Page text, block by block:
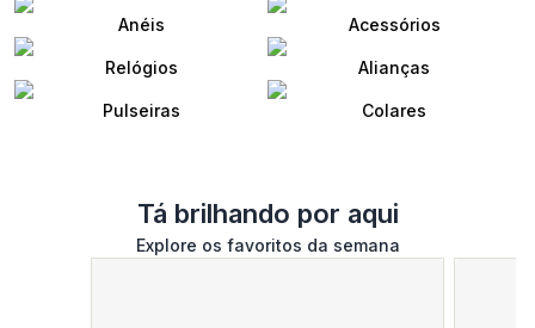
Anéis Acessórios
Relógios Alianças
Pulseiras Colares
Tá brilhando por aqui
Explore os favoritos da semana